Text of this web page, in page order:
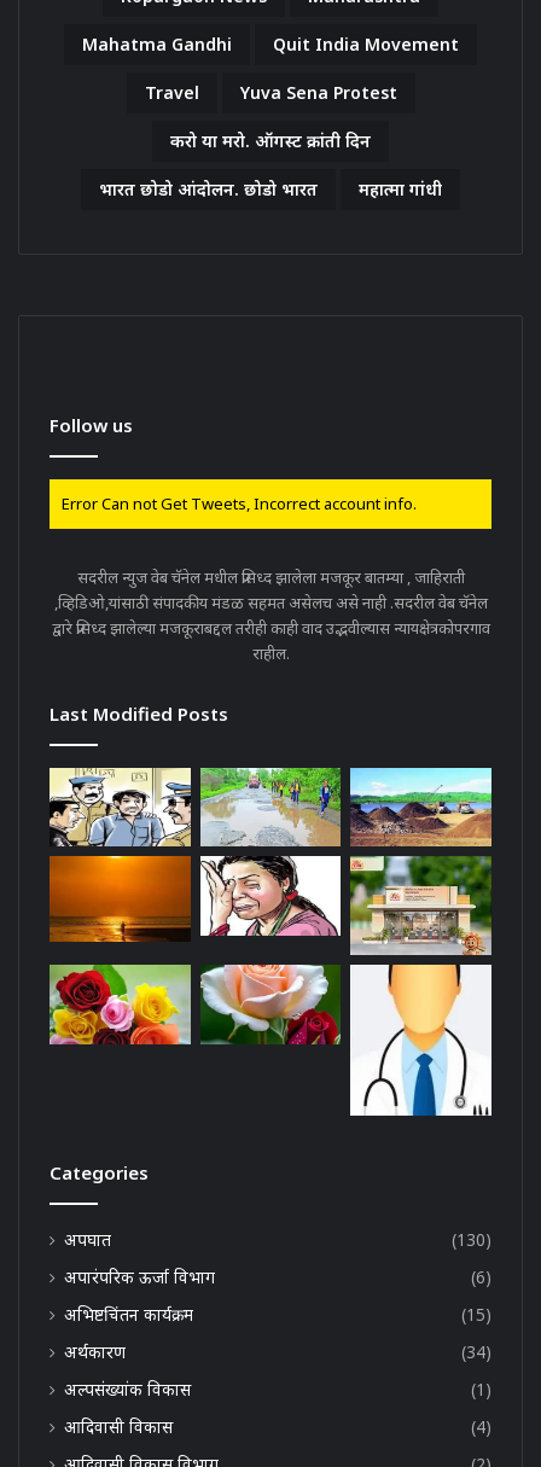
Mahatma Gandhi Quit India Movement
Travel Yuva Sena Protest
करो या मरो. ऑगस्ट क्रांती दिन
भारत छोडो आंदोलन. छोडो भारत महात्मा गांधी
Follow us
Error Can not Get Tweets, Incorrect account info.
सदरील न्युज वेब चॅनेल मधील प्रसिध्द झालेला मजकूर बातम्या , जाहिराती
,व्हिडिओ,यांसाठी संपादकीय मंडळ सहमत असेलच असे नाही .सदरील वेब चॅनेल
द्वारे प्रसिध्द झालेल्या मजकूराबद्दल तरीही काही वाद उद्भवील्यास न्यायक्षेत्रकोपरगाव
राहील.
Last Modified Posts
Categories
अपघात
(130)
अपारंपरिक ऊर्जा विभाग
(6)
अभिष्टचिंतन कार्यक्रम
(15)
अर्थकारण
(34)
अल्पसंख्यांक विकास
(1)
आदिवासी विकास
(4)